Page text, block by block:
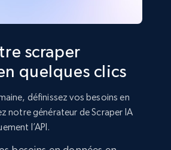
scraper
quelques clics
définissez vos besoins en
notre générateur de Scraper IA
l’API.